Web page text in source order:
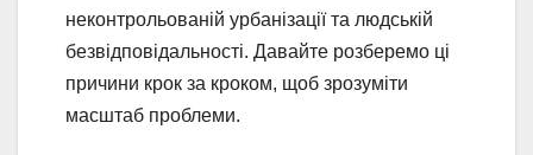
неконтрольованій урбанізації та людській
безвідповідальності. Давайте розберемо ці
причини крок за кроком, щоб зрозуміти
масштаб проблеми.